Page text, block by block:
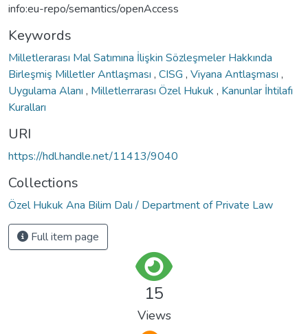
info:eu-repo/semantics/openAccess
Keywords
Milletlerarası Mal Satımına İlişkin Sözleşmeler Hakkında
Birleşmiş Milletler Antlaşması , CISG , Viyana Antlaşması ,
Uygulama Alanı , Milletlerrarası Özel Hukuk , Kanunlar İhtilafı
Kuralları
URI
https://hdl.handle.net/11413/9040
Collections
Özel Hukuk Ana Bilim Dalı / Department of Private Law
Full item page
15
Views